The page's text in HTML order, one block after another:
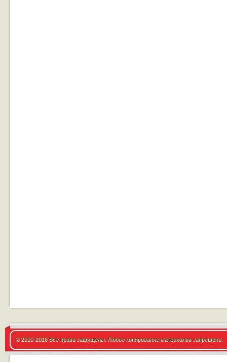
© 2010-2016 Все права защищены. Любое копирование материалов запрещено.